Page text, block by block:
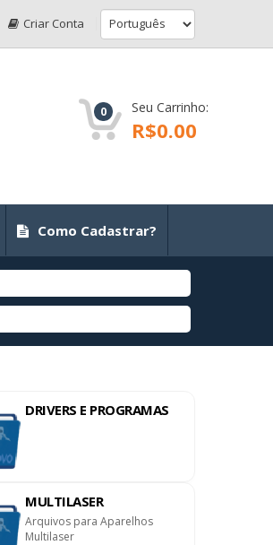
Criar Conta
0 Seu Carrinho:
R$0.00
Como Cadastrar?
DRIVERS E PROGRAMAS
MULTILASER
Arquivos para Aparelhos
Multilaser